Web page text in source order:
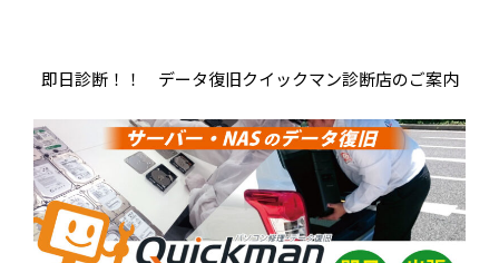
即日診断！！ データ復旧クイックマン診断店のご案内